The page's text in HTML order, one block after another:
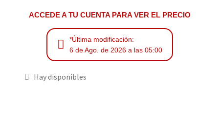
ACCEDE A TU CUENTA PARA VER EL PRECIO
*Última modificación:
6 de Ago. de 2026 a las 05:00
Hay disponibles